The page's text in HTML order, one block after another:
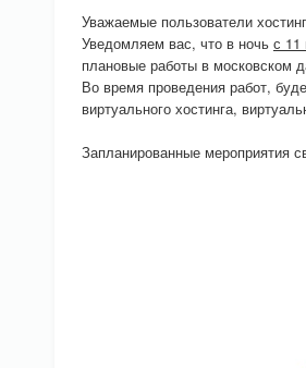
Уважаемые пользователи
Уведомляем вас, что в ночь с 11
плановые работы в московском
Во время проведения работ,
виртуального хостинга,
Запланированные мероприятия